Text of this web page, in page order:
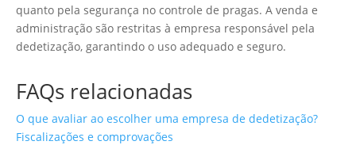
quanto pela segurança no controle de pragas. A venda e
administração são restritas à empresa responsável pela
dedetização, garantindo o uso adequado e seguro.
FAQs relacionadas
O que avaliar ao escolher uma empresa de dedetização?
Fiscalizações e comprovações